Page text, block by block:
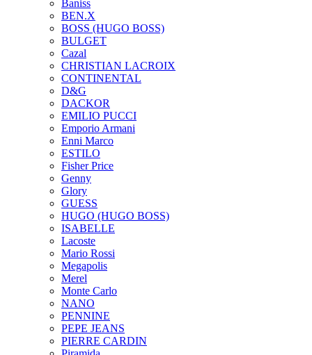
Baniss
BEN.X
BOSS (HUGO BOSS)
BULGET
Cazal
CHRISTIAN LACROIX
CONTINENTAL
D&G
DACKOR
EMILIO PUCCI
Emporio Armani
Enni Marco
ESTILO
Fisher Price
Genny
Glory
GUESS
HUGO (HUGO BOSS)
ISABELLE
Lacoste
Mario Rossi
Megapolis
Merel
Monte Carlo
NANO
PENNINE
PEPE JEANS
PIERRE CARDIN